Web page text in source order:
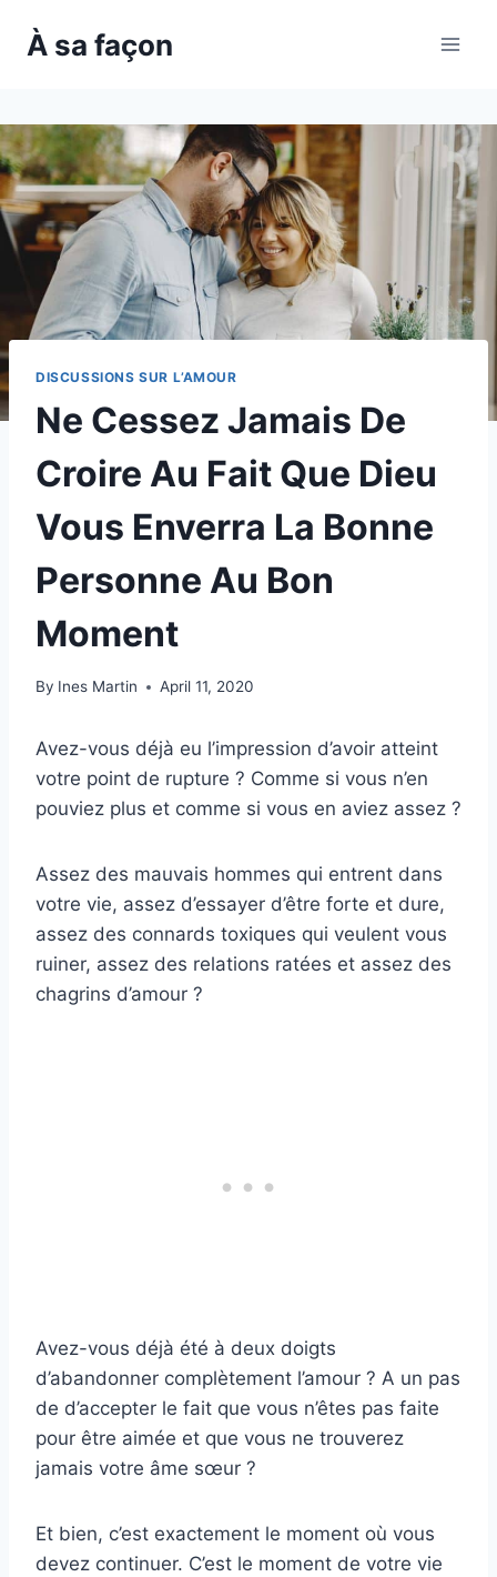
À sa façon
DISCUSSIONS SUR L’AMOUR
Ne Cessez Jamais De
Croire Au Fait Que Dieu
Vous Enverra La Bonne
Personne Au Bon
Moment
By Ines Martin April 11, 2020
Avez-vous déjà eu l’impression d’avoir atteint
votre point de rupture ? Comme si vous n’en
pouviez plus et comme si vous en aviez assez ?
Assez des mauvais hommes qui entrent dans
votre vie, assez d’essayer d’être forte et dure,
assez des connards toxiques qui veulent vous
ruiner, assez des relations ratées et assez des
chagrins d’amour ?
Avez-vous déjà été à deux doigts
d’abandonner complètement l’amour ? A un pas
de d’accepter le fait que vous n’êtes pas faite
pour être aimée et que vous ne trouverez
jamais votre âme sœur ?
Et bien, c’est exactement le moment où vous
devez continuer. C’est le moment de votre vie